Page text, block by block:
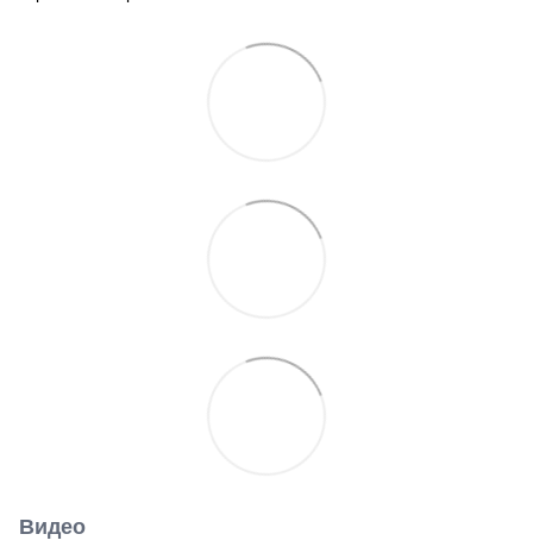
Видео